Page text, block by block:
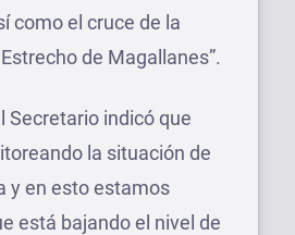
como el cruce de la
de Magallanes”.
Secretario indicó que
la situación de
y en esto estamos
está bajando el nivel de